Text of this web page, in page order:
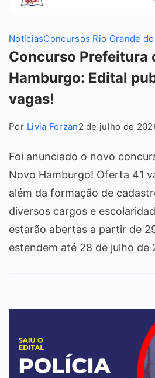
NotíciasConcursos Rio Grande
Concurso Prefeitura
Hamburgo: Edital
vagas!
Por Livia Forzan2 de julho de
Foi anunciado o novo
Novo Hamburgo! Oferta 41
além da formação de
diversos cargos e
estarão abertas a partir de
estendem até 28 de julho de